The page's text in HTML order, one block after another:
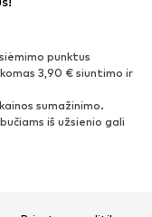
punktus
3,90 € siuntimo ir
sumažinimo.
iš užsienio gali